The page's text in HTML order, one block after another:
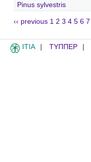
Pinus sylvestris
‹‹ previous 1 2 3 4 5 6 7
ITIA ΤΥΠΠΕΡ